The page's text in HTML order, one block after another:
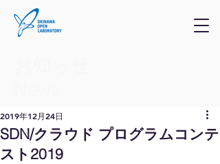
SDN/クラウド プログラムコンテ
スト2019
2019年12月24日